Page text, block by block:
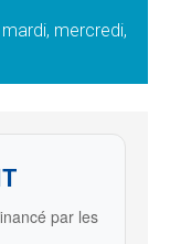
mercredi,
par les